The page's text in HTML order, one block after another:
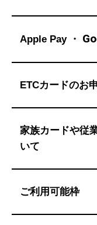
Apple Pay ・
ETCカードのお
家族カードや従
いて
ご利用可能枠